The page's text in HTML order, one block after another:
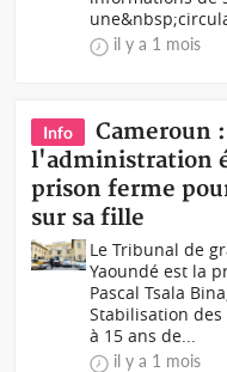
il y a 1 mois
Info
Cameroun
l'administration
prison ferme
sur sa fille
Le Tribunal de
Yaoundé est la
Pascal Tsala
Stabilisation des
à 15 ans de...
il y a 1 mois